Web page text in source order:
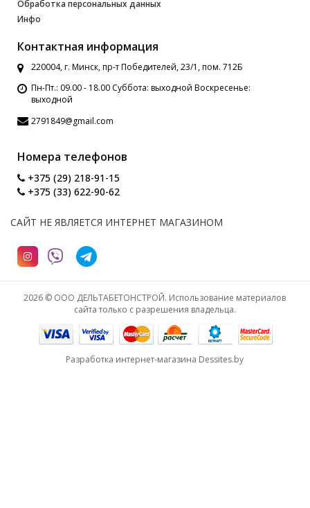
Обработка персональных данных
Инфо
Контактная информация
220004, г. Минск, пр-т Победителей, 23/1, пом. 712Б
Пн-Пт.: 09.00 - 18.00 Суббота: выходной Воскресенье:
выходной
2791849@gmail.com
Номера телефонов
+375 (29) 218-91-15
+375 (33) 622-90-62
САЙТ НЕ ЯВЛЯЕТСЯ ИНТЕРНЕТ МАГАЗИНОМ
2026 © ООО ДЕЛЬТАБЕТОНСТРОЙ. Использование материалов
сайта только с разрешения владельца.
Разработка интернет-магазина Dessites.by